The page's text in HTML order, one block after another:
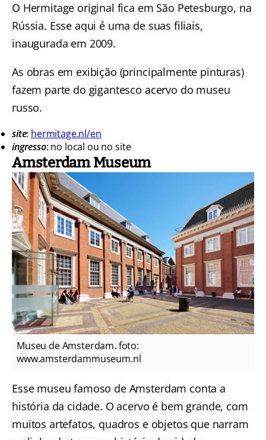
O Hermitage original fica em São Petesburgo, na
Rússia. Esse aqui é uma de suas filiais,
inaugurada em 2009.
As obras em exibição (principalmente pinturas)
fazem parte do gigantesco acervo do museu
russo.
site: hermitage.nl/en
ingresso: no local ou no site
Amsterdam Museum
Museu de Amsterdam. foto:
www.amsterdammuseum.nl
Esse museu famoso de Amsterdam conta a
história da cidade. O acervo é bem grande, com
muitos artefatos, quadros e objetos que narram